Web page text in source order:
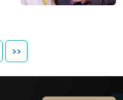
>>